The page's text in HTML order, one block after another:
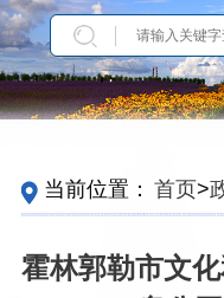
当前位置： 首页>
府信息公开年报>
霍林郭勒市文